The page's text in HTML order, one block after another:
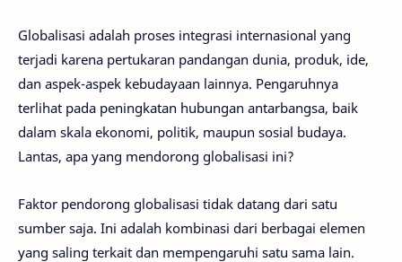
Globalisasi adalah proses integrasi internasional yang
terjadi karena pertukaran pandangan dunia, produk, ide,
dan aspek-aspek kebudayaan lainnya. Pengaruhnya
terlihat pada peningkatan hubungan antarbangsa, baik
dalam skala ekonomi, politik, maupun sosial budaya.
Lantas, apa yang mendorong globalisasi ini?
Faktor pendorong globalisasi tidak datang dari satu
sumber saja. Ini adalah kombinasi dari berbagai elemen
yang saling terkait dan mempengaruhi satu sama lain.